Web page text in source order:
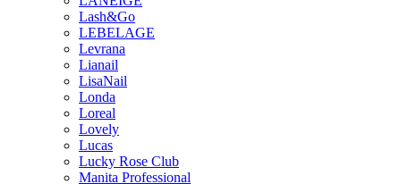
Lash&Go
LEBELAGE
Levrana
Lianail
LisaNail
Londa
Loreal
Lovely
Lucas
Lucky Rose Club
Manita Professional